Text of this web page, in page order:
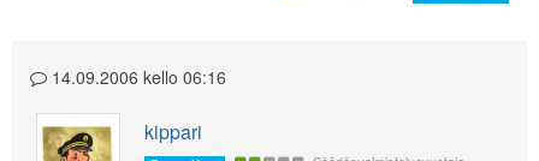
14.09.2006 kello 06:16
kippari